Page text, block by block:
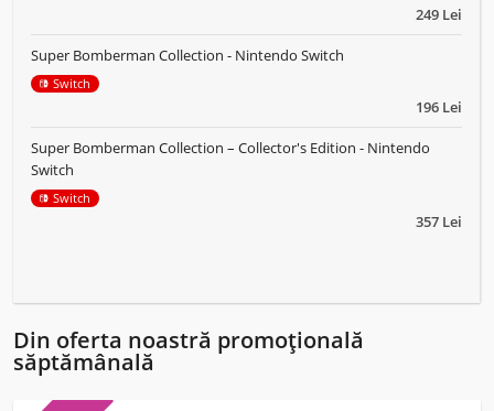
249 Lei
196 Lei
Super Bomberman Collection - Nintendo Switch
Switch
357 Lei
Super Bomberman Collection – Collector's Edition - Nintendo
Switch
Switch
Din oferta noastră promoțională
săptămânală